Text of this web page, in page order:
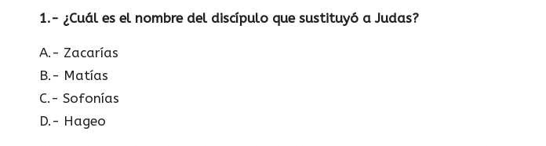
1.- ¿Cuál es el nombre del discípulo que sustituyó a Judas?
A.- Zacarías
B.- Matías
C.- Sofonías
D.- Hageo